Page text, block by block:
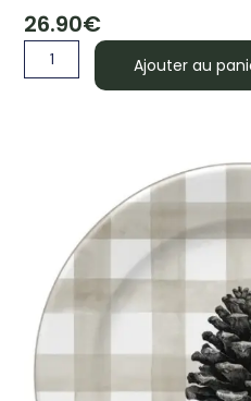
26.90€
quantité
de
MONTAGNE
PIN
Ajouter au